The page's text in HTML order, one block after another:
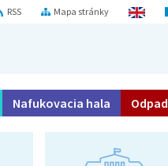
Mapa stránky
RSS
Nafukovacia hala Odpad